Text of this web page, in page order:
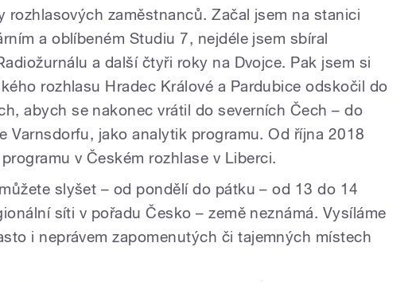
rozhlasových zaměstnanců. Začal jsem na stanici
a oblíbeném Studiu 7, nejdéle jsem sbíral
a další čtyři roky na Dvojce. Pak jsem si
rozhlasu Hradec Králové a Pardubice odskočil do
abych se nakonec vrátil do severních Čech – do
Varnsdorfu, jako analytik programu. Od října 2018
v Českém rozhlase v Liberci.
slyšet – od pondělí do pátku – od 13 do 14
síti v pořadu Česko – země neznámá. Vysíláme
i neprávem zapomenutých či tajemných místech